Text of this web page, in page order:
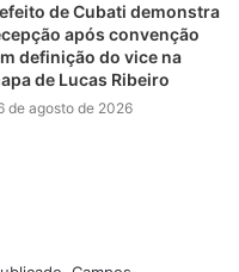
de Cubati demonstra
após convenção
definição do vice na
de Lucas Ribeiro
de agosto de 2026